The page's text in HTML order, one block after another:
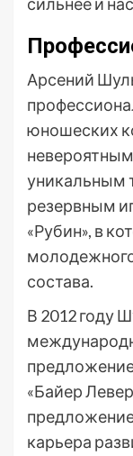
Арсений
юношеских
уникальным
резервным
«Рубин», в
состава.
В 2012 году
«Байер
предложение
карьера